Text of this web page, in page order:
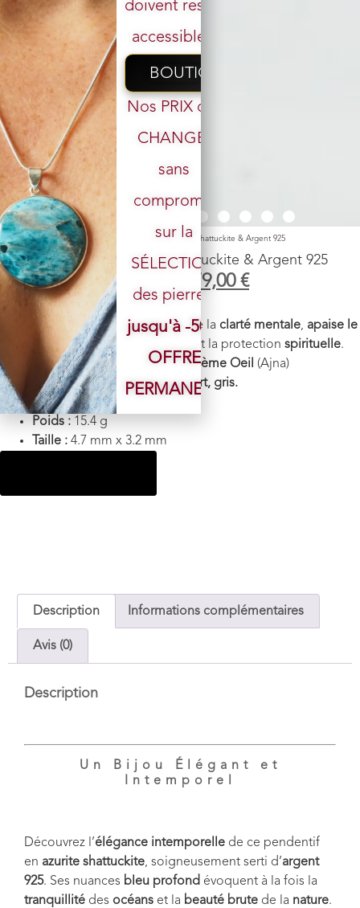
Accueil/Boutique/ Pendentif / Pendentif n°4 azurite shattuckite & Argent 925
Pendentif n°4 azurite shattuckite & Argent 925
229,00 179,00 €
Pierre :
azurite shattuckite
Vertus énergétiques :Favorise la clarté mentale, apaise le
stress
, et renforce l’ et la protection spirituelle.
Chakra : Gorge (Vishuddha),3ème Oeil
(Ajna)
Couleur : Bleu,
nuance devert, gris.
Monture :Argent 925
Poids : 15.4 g
Taille : 4.7 mm x 3.2 mm
Description Informations complémentaires
Avis (0)
Description
Un Bijou Élégant et
Intemporel
Découvrez l’élégance intemporelle de ce pendentif
en azurite shattuckite, soigneusement serti d’argent
925. Ses nuances bleu profond évoquent à la fois la
tranquillité des océans et la beauté brute de la nature.
Votre email
doivent rester
accessibles.
BOUTIQUE
Nos PRIX ont
CHANGÉ,
sans
compromis
sur la
SÉLECTION
des pierres.
jusqu'à -50%
OFFRE
PERMANENTE